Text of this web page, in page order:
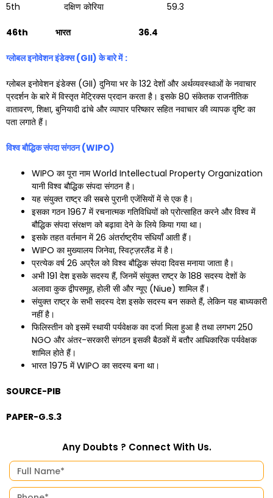
5th दक्षिण कोरिया 59.3
46th भारत 36.4
ग्लोबल इनोवेशन इंडेक्स (GII)के बारे में :
ग्लोबल इनोवेशन इंडेक्स (GII) दुनिया भर के 132 देशों और अर्थव्यवस्थाओं के नवाचार
प्रदर्शन के बारे में विस्तृत मेट्रिक्स प्रदान करता है। इसके 80 संकेतक राजनीतिक
वातावरण, शिक्षा, बुनियादी ढांचे और व्यापार परिष्कार सहित नवाचार की व्यापक दृष्टि का
पता लगाते हैं।
विश्व बौद्धिक संपदा संगठन (WIPO)
WIPO का पूरा नाम World Intellectual Property Organization
यानी विश्व बौद्धिक संपदा संगठन है।
यह संयुक्त राष्ट्र की सबसे पुरानी एजेंसियों में से एक है।
इसका गठन 1967 में रचनात्मक गतिविधियों को प्रोत्साहित करने और विश्व में
बौद्धिक संपदा संरक्षण को बढ़ावा देने के लिये किया गया था।
इसके तहत वर्तमान में 26 अंतर्राष्ट्रीय संधियाँ आती हैं।
WIPO का मुख्यालय जिनेवा, स्विट्ज़रलैंड में है।
प्रत्येक वर्ष 26 अप्रैल को विश्व बौद्धिक संपदा दिवस मनाया जाता है।
अभी 191 देश इसके सदस्य हैं, जिनमें संयुक्त राष्ट्र के 188 सदस्य देशों के
अलावा कुक द्वीपसमूह, होली सी और न्यूए (Niue) शामिल हैं।
संयुक्त राष्ट्र के सभी सदस्य देश इसके सदस्य बन सकते हैं, लेकिन यह बाध्यकारी
नहीं है।
फिलिस्तीन को इसमें स्थायी पर्यवेक्षक का दर्जा मिला हुआ है तथा लगभग 250
NGO और अंतर-सरकारी संगठन इसकी बैठकों में बतौर आधिकारिक पर्यवेक्षक
शामिल होते हैं।
भारत 1975 में WIPO का सदस्य बना था।
SOURCE-PIB
PAPER-G.S.3
Any Doubts ? Connect With Us.